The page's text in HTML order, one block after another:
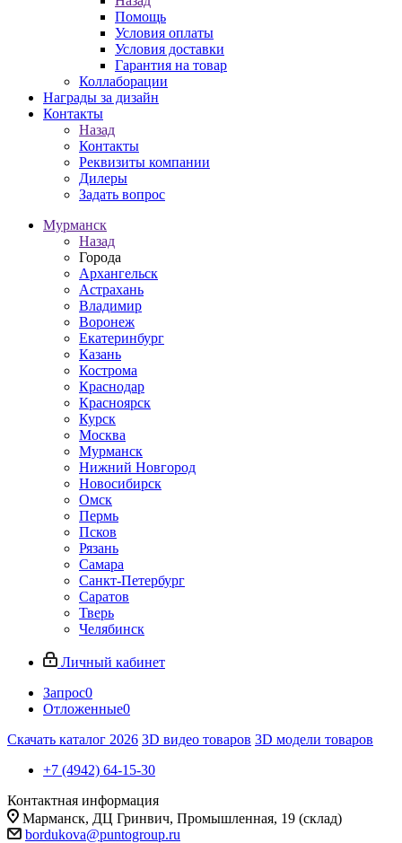
Помощь
Условия оплаты
Условия доставки
Гарантия на товар
Коллаборации
Награды за дизайн
Контакты
Назад
Контакты
Реквизиты компании
Дилеры
Задать вопрос
Мурманск
Назад
Города
Архангельск
Астрахань
Владимир
Воронеж
Екатеринбург
Казань
Кострома
Краснодар
Красноярск
Курск
Москва
Мурманск
Нижний Новгород
Новосибирск
Омск
Пермь
Псков
Рязань
Самара
Санкт-Петербург
Саратов
Тверь
Челябинск
Личный кабинет
Запрос0
Отложенные0
Скачать каталог 2026 3D видео товаров 3D модели товаров
+7 (4942) 64-15-30
Контактная информация
Марманск, ​ДЦ Гринвич, Промышленная, 19 (склад)
bordukova@puntogroup.ru